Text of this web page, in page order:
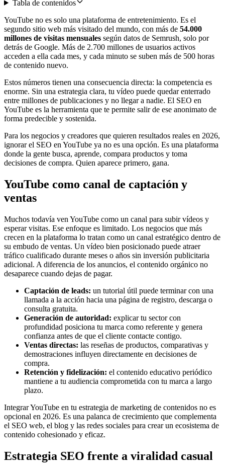
Tabla de contenidos
YouTube no es solo una plataforma de entretenimiento. Es el
segundo sitio web más visitado del mundo, con más de 54.000
millones de visitas mensuales según datos de Semrush, solo por
detrás de Google. Más de 2.700 millones de usuarios activos
acceden a ella cada mes, y cada minuto se suben más de 500 horas
de contenido nuevo.
Estos números tienen una consecuencia directa: la competencia es
enorme. Sin una estrategia clara, tu vídeo puede quedar enterrado
entre millones de publicaciones y no llegar a nadie. El SEO en
YouTube es la herramienta que te permite salir de ese anonimato de
forma predecible y sostenida.
Para los negocios y creadores que quieren resultados reales en 2026,
ignorar el SEO en YouTube ya no es una opción. Es una plataforma
donde la gente busca, aprende, compara productos y toma
decisiones de compra. Quien aparece primero, gana.
YouTube como canal de captación y
ventas
Muchos todavía ven YouTube como un canal para subir vídeos y
esperar visitas. Ese enfoque es limitado. Los negocios que más
crecen en la plataforma lo tratan como un canal estratégico dentro de
su embudo de ventas. Un vídeo bien posicionado puede atraer
tráfico cualificado durante meses o años sin inversión publicitaria
adicional. A diferencia de los anuncios, el contenido orgánico no
desaparece cuando dejas de pagar.
Captación de leads: un tutorial útil puede terminar con una
llamada a la acción hacia una página de registro, descarga o
consulta gratuita.
Generación de autoridad: explicar tu sector con
profundidad posiciona tu marca como referente y genera
confianza antes de que el cliente contacte contigo.
Ventas directas: las reseñas de productos, comparativas y
demostraciones influyen directamente en decisiones de
compra.
Retención y fidelización: el contenido educativo periódico
mantiene a tu audiencia comprometida con tu marca a largo
plazo.
Integrar YouTube en tu estrategia de marketing de contenidos no es
opcional en 2026. Es una palanca de crecimiento que complementa
el SEO web, el blog y las redes sociales para crear un ecosistema de
contenido cohesionado y eficaz.
Estrategia SEO frente a viralidad casual